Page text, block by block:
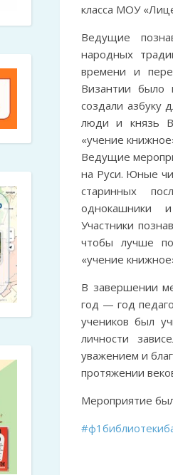
класса МОУ
Ведущие
народных
времени и
Византии было
создали азбуку
люди и князь
«учение
Ведущие
на Руси. Юные
старинных
однокашники
Участники
чтобы лучше
«учение
В завершении
год — год
учеников был
личности
уважением и
протяжении
Мероприятие